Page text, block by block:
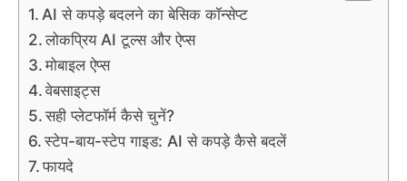
AI से कपड़े बदलने का बेसिक कॉन्सेप्ट
लोकप्रिय AI टूल्स और ऐप्स
मोबाइल ऐप्स
वेबसाइट्स
सही प्लेटफॉर्म कैसे चुनें?
स्टेप-बाय-स्टेप गाइड: AI से कपड़े कैसे बदलें
फायदे